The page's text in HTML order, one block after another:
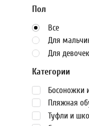
Пол
Все
Для
Для девочек
Категории
Босоножки
Пляжная
Туфли и